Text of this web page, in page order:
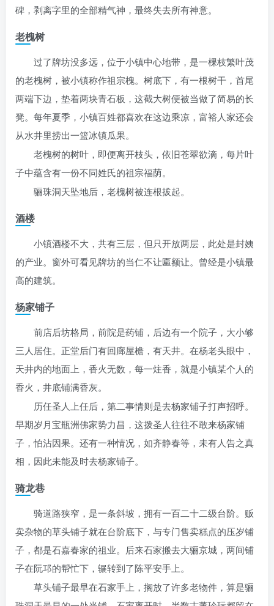
碑，剥离字里的全部精气神，最终失去所有神意。
老槐树
过了牌坊没多远，位于小镇中心地带，是一棵枝繁叶茂
的老槐树，被小镇称作祖宗槐。树底下，有一根树干，首尾
两端下边，垫着两块青石板，这截大树便被当做了简易的长
凳。每年夏季，小镇百姓都喜欢在这边乘凉，富裕人家还会
从水井里捞出一篮冰镇瓜果。
老槐树的树叶，即便离开枝头，依旧苍翠欲滴，每片叶
子中蕴含有一份不同姓氏的祖宗福荫。
骊珠洞天坠地后，老槐树被连根拔起。
酒楼
小镇酒楼不大，共有三层，但只开放两层，此处是封姨
的产业。窗外可看见牌坊的当仁不让匾额让。曾经是小镇最
高的建筑。
杨家铺子
前店后坊格局，前院是药铺，后边有一个院子，大小够
三人居住。正堂后门有回廊屋檐，有天井。在杨老头眼中，
天井内的地面上，香火无数，每一炷香，就是小镇某个人的
香火，井底铺满香灰。
历任圣人上任后，第二事情则是去杨家铺子打声招呼。
早期岁月宝瓶洲佛家势力昌，这拨圣人往往不敢来杨家铺
子，怕沾因果。还有一种情况，如齐静春等，未有人告之真
相，因此未能及时去杨家铺子。
骑龙巷
骑道路狭窄，是一条斜坡，拥有一百二十二级台阶。贩
卖杂物的草头铺子就在台阶底下，与专门售卖糕点的压岁铺
子，都是石嘉春家的祖业。后来石家搬去大骊京城，两间铺
子在阮邛的帮忙下，辗转到了陈平安手上。
草头铺子最早在石家手上，搁放了许多老物件，算是骊